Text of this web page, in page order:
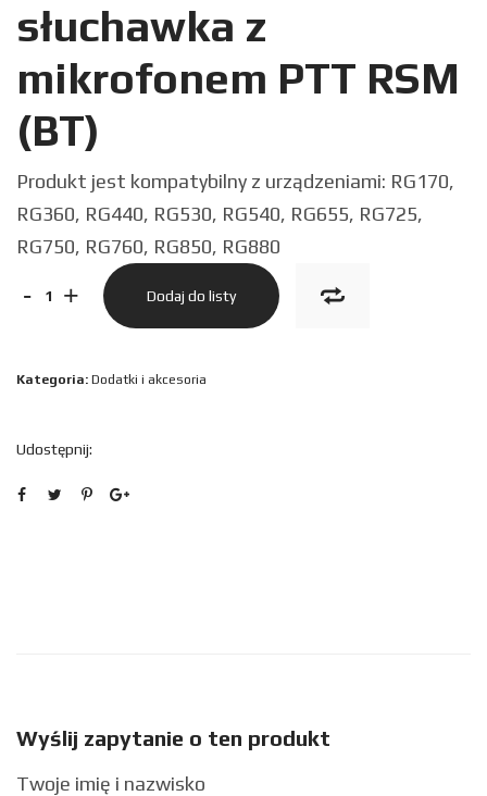
słuchawka z
mikrofonem PTT RSM
(BT)
Produkt jest kompatybilny z urządzeniami: RG170,
RG360, RG440, RG530, RG540, RG655, RG725,
RG750, RG760, RG850, RG880
-
Bezprzewodowa
z
RSM
+ Dodaj do listy
Kategoria: Dodatki i akcesoria
Udostępnij:
Wyślij zapytanie o ten produkt
Twoje imię i nazwisko